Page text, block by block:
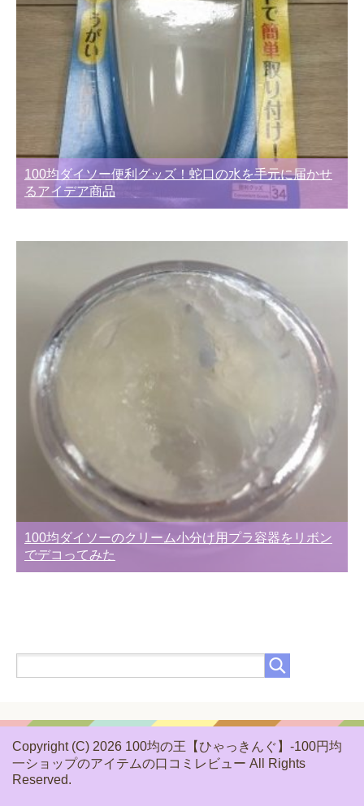
100均ダイソー便利グッズ！蛇口の水を手元に届かせ
るアイデア商品
100均ダイソーのクリーム小分け用プラ容器をリボン
でデコってみた
Copyright (C) 2026 100均の王【ひゃっきんぐ】-100円均
一ショップのアイテムの口コミレビュー All Rights
Reserved.